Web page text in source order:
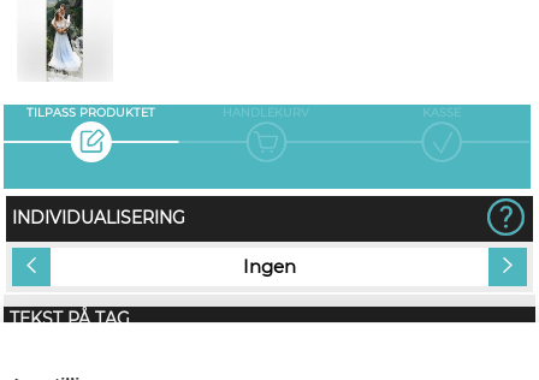
TILPASS PRODUKTET HANDLEKURV KASSE
INDIVIDUALISERING
Ingen
TEKST PÅ TAG